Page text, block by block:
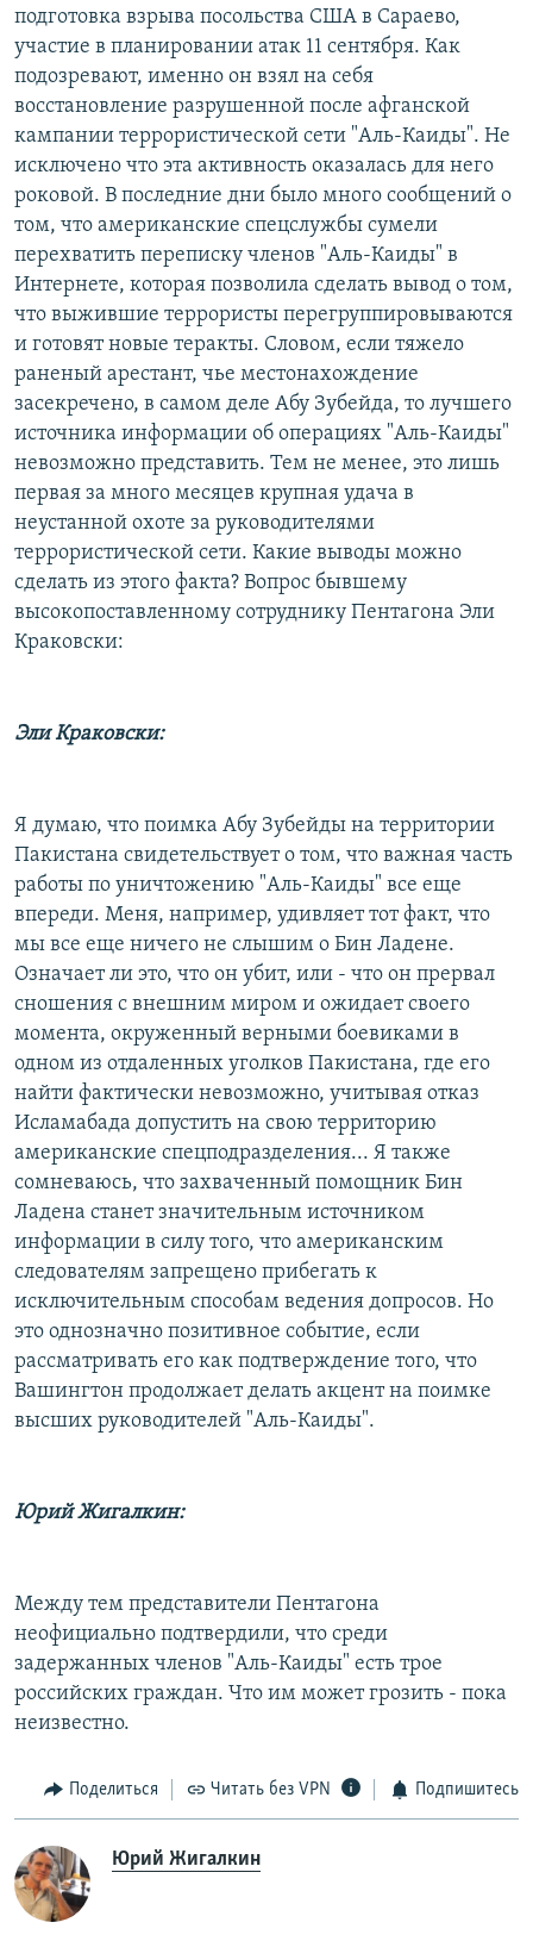
подготовка взрыва посольства США в Сараево,
участие в планировании атак 11 сентября. Как
подозревают, именно он взял на себя
восстановление разрушенной после афганской
кампании террористической сети "Аль-Каиды". Не
исключено что эта активность оказалась для него
роковой. В последние дни было много сообщений о
том, что американские спецслужбы сумели
перехватить переписку членов "Аль-Каиды" в
Интернете, которая позволила сделать вывод о том,
что выжившие террористы перегруппировываются
и готовят новые теракты. Словом, если тяжело
раненый арестант, чье местонахождение
засекречено, в самом деле Абу Зубейда, то лучшего
источника информации об операциях "Аль-Каиды"
невозможно представить. Тем не менее, это лишь
первая за много месяцев крупная удача в
неустанной охоте за руководителями
террористической сети. Какие выводы можно
сделать из этого факта? Вопрос бывшему
высокопоставленному сотруднику Пентагона Эли
Краковски:
Эли Краковски:
Я думаю, что поимка Абу Зубейды на территории
Пакистана свидетельствует о том, что важная часть
работы по уничтожению "Аль-Каиды" все еще
впереди. Меня, например, удивляет тот факт, что
мы все еще ничего не слышим о Бин Ладене.
Означает ли это, что он убит, или - что он прервал
сношения с внешним миром и ожидает своего
момента, окруженный верными боевиками в
одном из отдаленных уголков Пакистана, где его
найти фактически невозможно, учитывая отказ
Исламабада допустить на свою территорию
американские спецподразделения... Я также
сомневаюсь, что захваченный помощник Бин
Ладена станет значительным источником
информации в силу того, что американским
следователям запрещено прибегать к
исключительным способам ведения допросов. Но
это однозначно позитивное событие, если
рассматривать его как подтверждение того, что
Вашингтон продолжает делать акцент на поимке
высших руководителей "Аль-Каиды".
Юрий Жигалкин:
Между тем представители Пентагона
неофициально подтвердили, что среди
задержанных членов "Аль-Каиды" есть трое
российских граждан. Что им может грозить - пока
неизвестно.
Поделиться Читать без VPN Подпишитесь
Юрий Жигалкин